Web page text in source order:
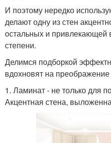
И поэтому нередко
делают одну из стен
остальных и привлекающей
степени.
Делимся подборкой
вдохновят на
1. Ламинат - не только для
Акцентная стена,